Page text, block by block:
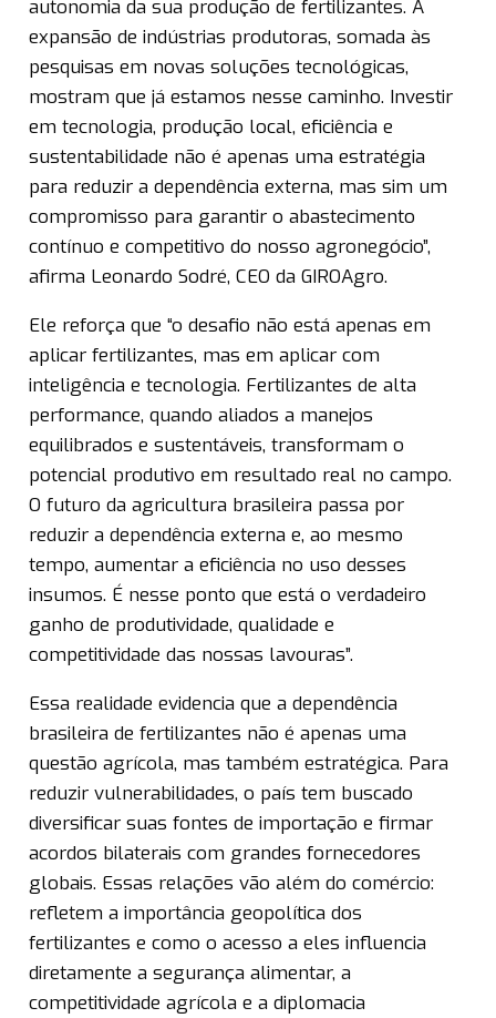
autonomia da sua produção de fertilizantes. A
expansão de indústrias produtoras, somada às
pesquisas em novas soluções tecnológicas,
mostram que já estamos nesse caminho. Investir
em tecnologia, produção local, eficiência e
sustentabilidade não é apenas uma estratégia
para reduzir a dependência externa, mas sim um
compromisso para garantir o abastecimento
contínuo e competitivo do nosso agronegócio”,
afirma Leonardo Sodré, CEO da GIROAgro.
Ele reforça que “o desafio não está apenas em
aplicar fertilizantes, mas em aplicar com
inteligência e tecnologia. Fertilizantes de alta
performance, quando aliados a manejos
equilibrados e sustentáveis, transformam o
potencial produtivo em resultado real no campo.
O futuro da agricultura brasileira passa por
reduzir a dependência externa e, ao mesmo
tempo, aumentar a eficiência no uso desses
insumos. É nesse ponto que está o verdadeiro
ganho de produtividade, qualidade e
competitividade das nossas lavouras”.
Essa realidade evidencia que a dependência
brasileira de fertilizantes não é apenas uma
questão agrícola, mas também estratégica. Para
reduzir vulnerabilidades, o país tem buscado
diversificar suas fontes de importação e firmar
acordos bilaterais com grandes fornecedores
globais. Essas relações vão além do comércio:
refletem a importância geopolítica dos
fertilizantes e como o acesso a eles influencia
diretamente a segurança alimentar, a
competitividade agrícola e a diplomacia